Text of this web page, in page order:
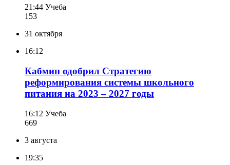
21:44 Учеба
153
31 октября
16:12
Кабмин одобрил Стратегию
реформирования системы школьного
питания на 2023 – 2027 годы
16:12 Учеба
669
3 августа
19:35